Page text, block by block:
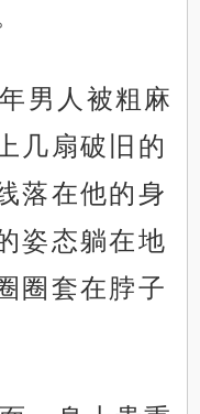
男人被粗麻
几扇破旧的
落在他的身
姿态躺在地
圈套在脖子